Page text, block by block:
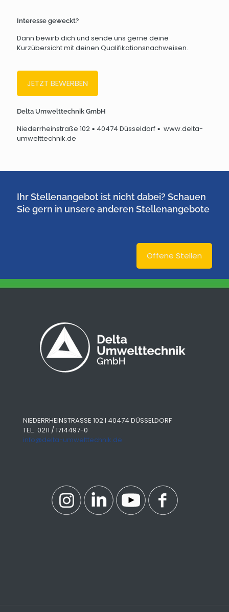
Interesse geweckt?
Dann bewirb dich und sende uns gerne deine
Kurzübersicht mit deinen Qualifikationsnachweisen.
JETZT BEWERBEN
Delta Umwelttechnik GmbH
Niederrheinstraße 102 ▪ 40474 Düsseldorf ▪ www.delta-
umwelttechnik.de
Ihr Stellenangebot ist nicht dabei? Schauen
Sie gern in unsere anderen Stellenangebote
.
Offene Stellen
NIEDERRHEINSTRASSE 102 I 40474 DÜSSELDORF
TEL.: 0211 / 1714497-0
info@delta-umwelttechnik.de